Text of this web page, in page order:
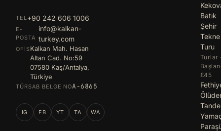
TEL+90 242 606 1006
E-
POSTA
info@kalkan-
turkey.com
OFISKalkan Mah. Hasan
Altan Cad. No:59
07580 Kaş/Antalya,
Türkiye
TÜRSAB BELGE NOA-6865
IG FB YT TA WA
Batık
Şehir
Tekne
Turu
Turlar
£45